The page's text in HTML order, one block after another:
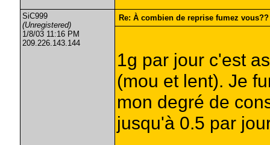
SiC999
(Unregistered)
1/8/03 11:16 PM
209.226.143.144
Re: À combien de reprise fumez vous??
1g par jour c'est
(mou et lent). Je
mon degré de
jusqu'à 0.5 par